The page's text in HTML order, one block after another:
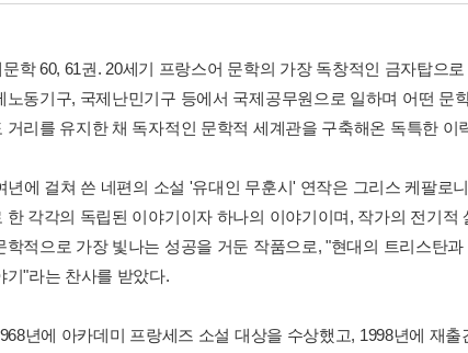
학 60, 61권. 20세기 프랑스어 문학의 가장 독창적인 금자탑으
노동기구, 국제난민기구 등에서 국제공무원으로 일하며 어떤 문
거리를 유지한 채 독자적인 문학적 세계관을 구축해온 독특한 이
년에 걸쳐 쓴 네편의 소설 '유대인 무훈시' 연작은 그리스 케팔로
한 각각의 독립된 이야기이자 하나의 이야기이며, 작가의 전기
학적으로 가장 빛나는 성공을 거둔 작품으로, "현대의 트리스탄
기"라는 찬사를 받았다.
년에 아카데미 프랑세즈 소설 대상을 수상했고, 1998년에 재